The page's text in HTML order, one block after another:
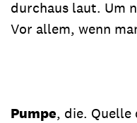
durchaus laut. Um
Vor allem, wenn
Pumpe, die. Quelle